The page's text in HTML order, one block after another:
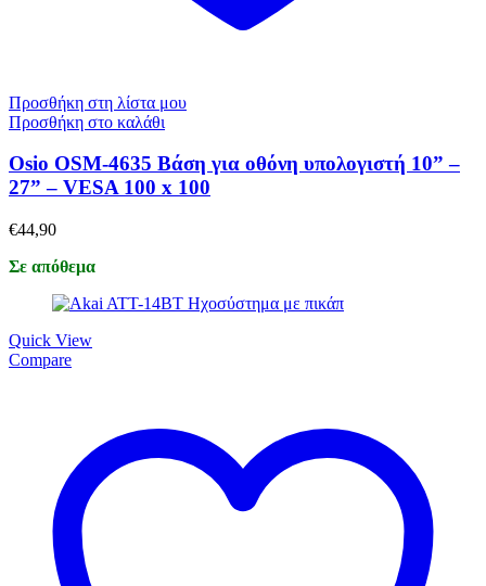
Προσθήκη στη λίστα μου
Προσθήκη στο καλάθι
Osio OSM-4635 Βάση για οθόνη υπολογιστή 10” –
27” – VESA 100 x 100
€44,90
Σε απόθεμα
Quick View
Compare